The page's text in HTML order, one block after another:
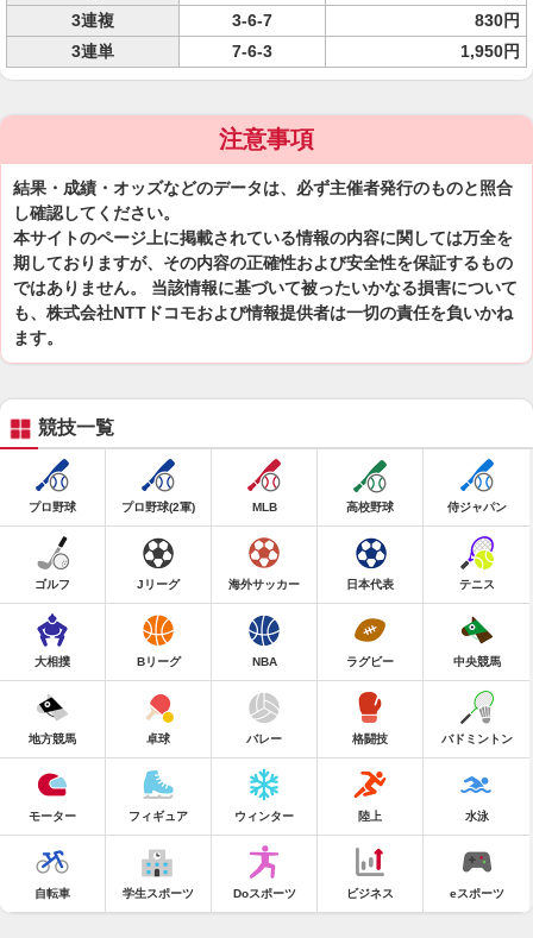
3連複
3-6-7
830円
3連単
7-6-3 1,950円
注意事項
結果・成績・オッズなどのデータは、必ず主催者発行のものと照合
し確認してください。
本サイトのページ上に掲載されている情報の内容に関しては万全を
期しておりますが、その内容の正確性および安全性を保証するもの
ではありません。 当該情報に基づいて被ったいかなる損害について
も、株式会社NTTドコモおよび情報提供者は一切の責任を負いかね
ます。
競技一覧
プロ野球 プロ野球(2軍) MLB 高校野球 侍ジャパン
ゴルフ Jリーグ 海外サッカー 日本代表 テニス
大相撲 Bリーグ NBA ラグビー 中央競馬
地方競馬 卓球 バレー 格闘技 バドミントン
モーター フィギュア ウィンター 陸上 水泳
自転車 学生スポーツ Doスポーツ ビジネス eスポーツ